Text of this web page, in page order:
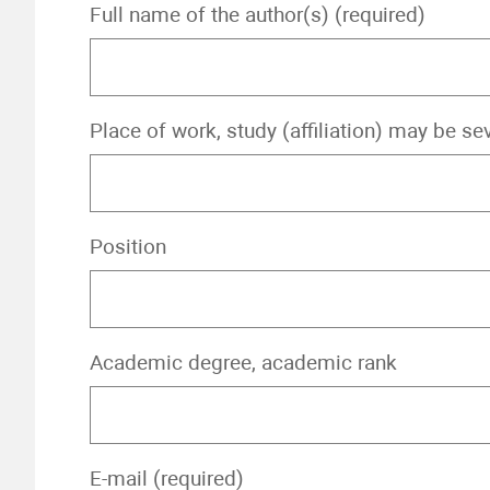
Full name of the author(s) (required)
Place of work, study (affiliation) may be
Position
Academic degree, academic rank
E-mail (required)